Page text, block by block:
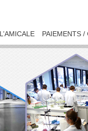
L’AMICALE PAIEMENTS /